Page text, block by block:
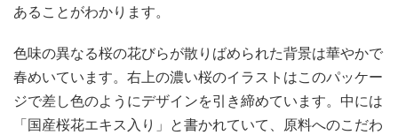
あることがわかります。
色味の異なる桜の花びらが散りばめられた背景は華やかで
春めいています。右上の濃い桜のイラストはこのパッケー
ジで差し色のようにデザインを引き締めています。中には
「国産桜花エキス入り」と書かれていて、原料へのこだわ